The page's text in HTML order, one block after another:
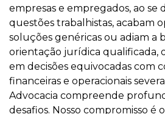
empresas e empregados, ao se
questões trabalhistas, acabam
soluções genéricas ou adiam a
orientação jurídica qualificada,
em decisões equivocadas com
financeiras e operacionais
Advocacia compreende
desafios. Nosso compromisso é